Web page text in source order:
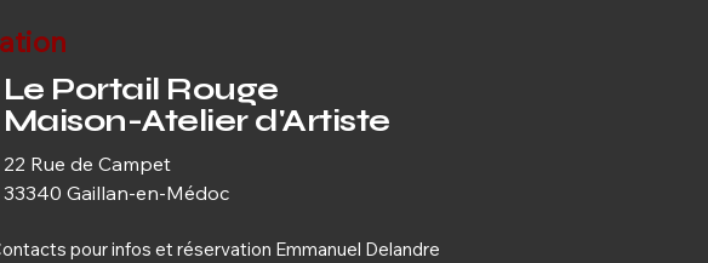
Le Portail Rouge
Maison-Atelier d'Artiste
22 Rue de Campet
33340 Gaillan-en-Médoc
pour infos et réservation Emmanuel Delandre